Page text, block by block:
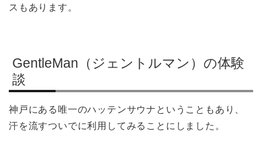
スもあります。
GentleMan（ジェントルマン）の体験
談
神戸にある唯一のハッテンサウナということもあり、
汗を流すついでに利用してみることにしました。